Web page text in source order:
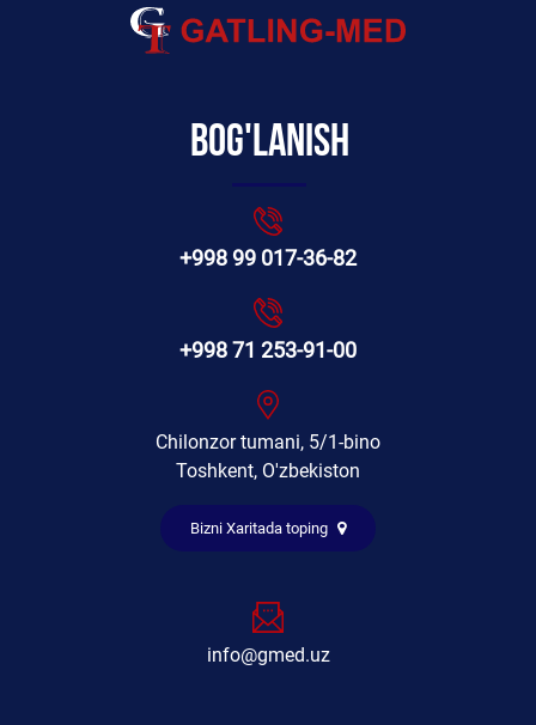
Bog'lanish
+998 99 017-36-82
+998 71 253-91-00
Chilonzor tumani, 5/1-bino
Toshkent, O'zbekiston
Bizni Xaritada toping
info@gmed.uz